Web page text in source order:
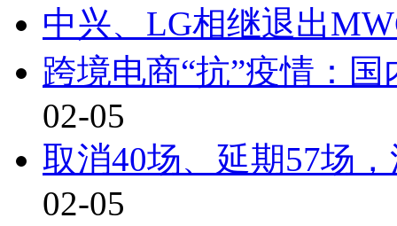
中兴、LG相继退出
跨境电商“抗”疫情：
02-05
取消40场、延期57场
02-05